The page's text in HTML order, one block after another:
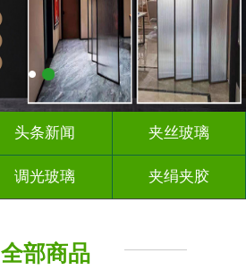
头条新闻 夹丝玻璃
调光玻璃 夹绢夹胶
全部商品